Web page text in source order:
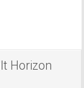
Horizon